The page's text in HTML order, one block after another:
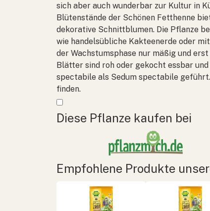
sich aber auch wunderbar zur Kultur in
Blütenstände der Schönen Fetthenne
dekorative Schnittblumen. Die Pflanze
wie handelsübliche Kakteenerde oder
der Wachstumsphase nur mäßig und
Blätter sind roh oder gekocht essbar
spectabile als Sedum spectabile
finden.
Mehr anzeigen
Diese Pflanze kaufen bei
Empfohlene Produkte